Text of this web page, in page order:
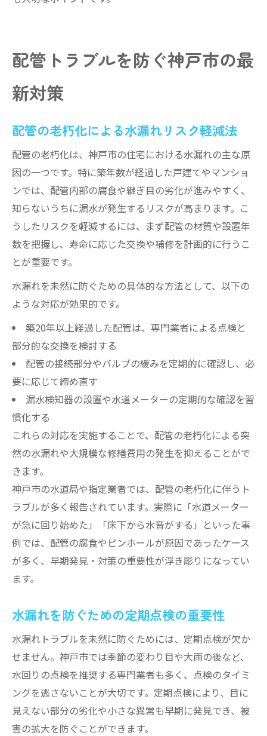
配管トラブルを防ぐ神戸市の最
新対策
配管の老朽化による水漏れリスク軽減法
配管の老朽化は、神戸市の住宅における水漏れの主な原
因の一つです。特に築年数が経過した戸建てやマンショ
ンでは、配管内部の腐食や継ぎ目の劣化が進みやすく、
知らないうちに漏水が発生するリスクが高まります。こ
うしたリスクを軽減するには、まず配管の材質や設置年
数を把握し、寿命に応じた交換や補修を計画的に行うこ
とが重要です。
水漏れを未然に防ぐための具体的な方法として、以下の
ような対応が効果的です。
築20年以上経過した配管は、専門業者による点検と
部分的な交換を検討する
配管の接続部分やバルブの緩みを定期的に確認し、必
要に応じて締め直す
漏水検知器の設置や水道メーターの定期的な確認を習
慣化する
これらの対応を実施することで、配管の老朽化による突
然の水漏れや大規模な修繕費用の発生を抑えることがで
きます。
神戸市の水道局や指定業者では、配管の老朽化に伴うト
ラブルが多く報告されています。実際に「水道メーター
が急に回り始めた」「床下から水音がする」といった事
例では、配管の腐食やピンホールが原因であったケース
が多く、早期発見・対策の重要性が浮き彫りになってい
ます。
水漏れを防ぐための定期点検の重要性
水漏れトラブルを未然に防ぐためには、定期点検が欠か
せません。神戸市では季節の変わり目や大雨の後など、
水回りの点検を推奨する専門業者も多く、点検のタイミ
ングを逃さないことが大切です。定期点検により、目に
見えない部分の劣化や小さな異常も早期に発見でき、被
害の拡大を防ぐことができます。